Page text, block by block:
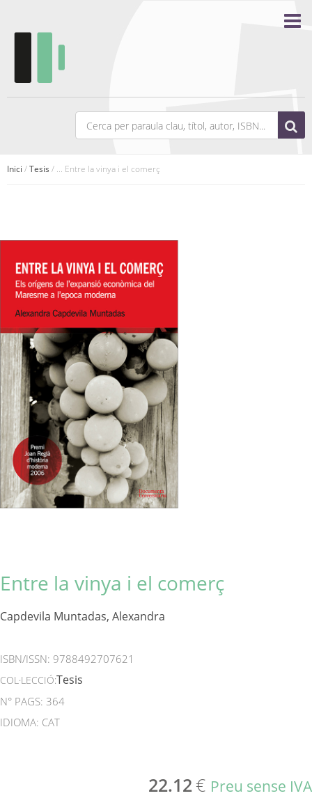
Inici /Tesis / ... Entre la vinya i el comerç
Entre la vinya i el comerç
Capdevila Muntadas, Alexandra
ISBN/ISSN: 9788492707621
COL·LECCIÓ:Tesis
N° PAGS: 364
IDIOMA: CAT
22.12€ Preu sense IVA